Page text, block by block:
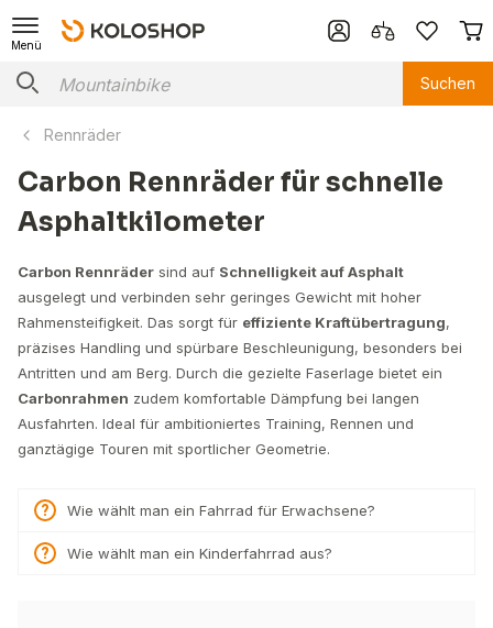
Menü
Suchen
Rennräder
Carbon Rennräder für schnelle
Asphaltkilometer
Carbon Rennräder sind auf Schnelligkeit auf Asphalt
ausgelegt und verbinden sehr geringes Gewicht mit hoher
Rahmensteifigkeit. Das sorgt für effiziente Kraftübertragung,
präzises Handling und spürbare Beschleunigung, besonders bei
Antritten und am Berg. Durch die gezielte Faserlage bietet ein
Carbonrahmen zudem komfortable Dämpfung bei langen
Ausfahrten. Ideal für ambitioniertes Training, Rennen und
ganztägige Touren mit sportlicher Geometrie.
Wie wählt man ein Fahrrad für Erwachsene?
Wie wählt man ein Kinderfahrrad aus?